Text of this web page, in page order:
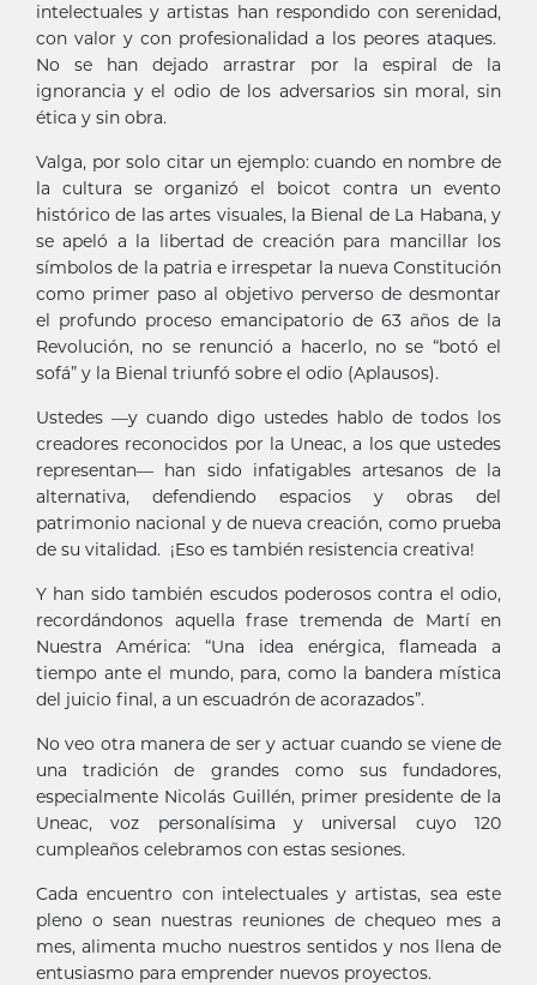
intelectuales y artistas han respondido con serenidad,
con valor y con profesionalidad a los peores ataques.
No se han dejado arrastrar por la espiral de la
ignorancia y el odio de los adversarios sin moral, sin
ética y sin obra.
Valga, por solo citar un ejemplo: cuando en nombre de
la cultura se organizó el boicot contra un evento
histórico de las artes visuales, la Bienal de La Habana, y
se apeló a la libertad de creación para mancillar los
símbolos de la patria e irrespetar la nueva Constitución
como primer paso al objetivo perverso de desmontar
el profundo proceso emancipatorio de 63 años de la
Revolución, no se renunció a hacerlo, no se “botó el
sofá” y la Bienal triunfó sobre el odio (Aplausos).
Ustedes —y cuando digo ustedes hablo de todos los
creadores reconocidos por la Uneac, a los que ustedes
representan— han sido infatigables artesanos de la
alternativa, defendiendo espacios y obras del
patrimonio nacional y de nueva creación, como prueba
de su vitalidad. ¡Eso es también resistencia creativa!
Y han sido también escudos poderosos contra el odio,
recordándonos aquella frase tremenda de Martí en
Nuestra América: “Una idea enérgica, flameada a
tiempo ante el mundo, para, como la bandera mística
del juicio final, a un escuadrón de acorazados”.
No veo otra manera de ser y actuar cuando se viene de
una tradición de grandes como sus fundadores,
especialmente Nicolás Guillén, primer presidente de la
Uneac, voz personalísima y universal cuyo 120
cumpleaños celebramos con estas sesiones.
Cada encuentro con intelectuales y artistas, sea este
pleno o sean nuestras reuniones de chequeo mes a
mes, alimenta mucho nuestros sentidos y nos llena de
entusiasmo para emprender nuevos proyectos.